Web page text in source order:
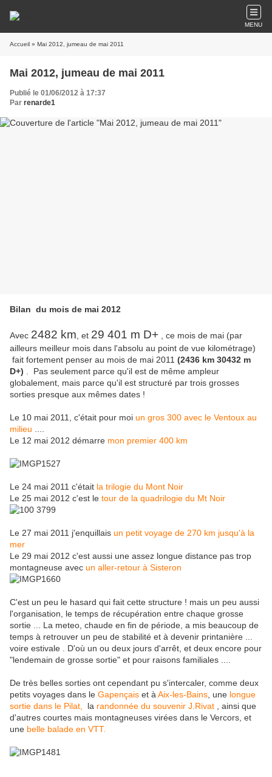
MENU
Accueil » Mai 2012, jumeau de mai 2011
Mai 2012, jumeau de mai 2011
Publié le 01/06/2012 à 17:37
Par renarde1
Bilan du mois de mai 2012
Avec 2482 km , et 29 401 m D+ , ce mois de mai (par
ailleurs meilleur mois dans l'absolu au point de vue kilométrage)
fait fortement penser au mois de mai 2011 (2436 km 30432 m
D+) . Pas seulement parce qu'il est de même ampleur
globalement, mais parce qu'il est structuré par trois grosses
sorties presque aux mêmes dates !
Le 10 mai 2011, c'était pour moi un gros 300 avec le Ventoux au
milieu
Le 12 mai 2012 démarre mon premier 400 km
Le 24 mai 2011 c'était la trilogie du Mont Noir
Le 25 mai 2012 c'est le tour de la quadrilogie du Mt Noir
Le 27 mai 2011 j'enquillais un petit voyage de 270 km jusqu'à la
mer
Le 29 mai 2012 c'est aussi une assez longue distance pas trop
montagneuse avec un aller-retour à Sisteron
C'est un peu le hasard qui fait cette structure ! mais un peu aussi
l'organisation, le temps de récupération entre chaque grosse
sortie ... La meteo, chaude en fin de période, a mis beaucoup de
temps à retrouver un peu de stabilité et à devenir printanière ...
voire estivale . D'où un ou deux jours d'arrêt, et deux encore pour
"lendemain de grosse sortie" et pour raisons familiales ....
De très belles sorties ont cependant pu s'intercaler, comme deux
petits voyages dans le Gapençais et à Aix-les-Bains , une longue
sortie dans le Pilat,
la randonnée du souvenir J.Rivat , ainsi que
d'autres courtes mais montagneuses virées dans le Vercors, et
une belle balade en VTT.